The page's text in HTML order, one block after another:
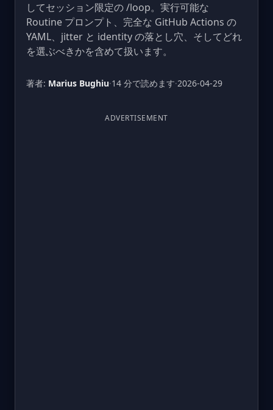
してセッション限定の /loop。実行可能な
Routine プロンプト、完全な GitHub Actions の
YAML、jitter と identity の落とし穴、そしてどれ
を選ぶべきかを含めて扱います。
著者: Marius Bughiu·14 分で読めます·2026-04-29
ADVERTISEMENT